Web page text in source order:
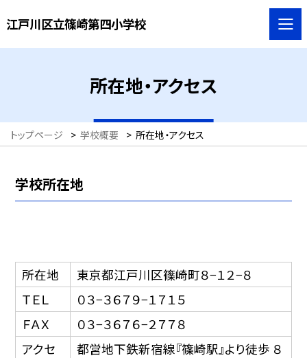
江戸川区立篠崎第四小学校
所在地・アクセス
トップページ > 学校概要 > 所在地・アクセス
学校所在地
所在地
東京都江戸川区篠崎町８−１２−８
ＴＥＬ
０３−３６７９−１７１５
ＦＡＸ
０３−３６７６−２７７８
アクセ
都営地下鉄新宿線『篠崎駅』より徒歩 ８